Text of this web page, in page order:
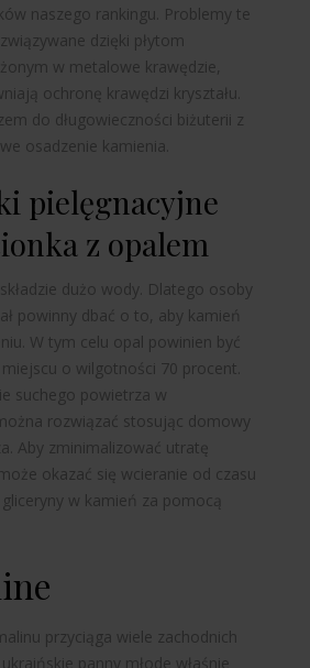
naszego rankingu. Problemy te
dzięki płytom
w metalowe krawędzie,
ochronę krawędzi kryształu.
do długowieczności biżuterii z
osadzenie kamienia.
pielęgnacyjne
z opalem
dużo wody. Dlatego osoby
powinny dbać o to, aby kamień
W tym celu opal powinien być
o wilgotności 70 procent.
suchego powietrza w
rozwiązać stosując domowy
Aby zminimalizować utratę
okazać się wcieranie od czasu
w kamień za pomocą
przyciąga wiele zachodnich
panny młode właśnie